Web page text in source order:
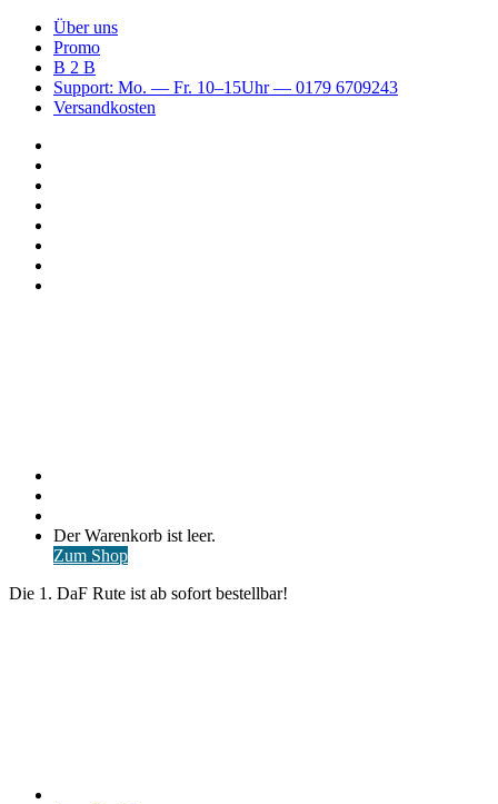
Über uns
Promo
B 2 B
Support: Mo. — Fr. 10–15Uhr — 0179 6709243
Versandkosten
Warenkorb
ansehen
Der Warenkorb ist leer.
Zum Shop
Die 1. DaF Rute ist ab sofort bestellbar!